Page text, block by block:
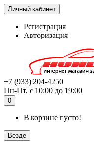
Личный кабинет
Регистрация
Авторизация
+7 (933) 204-4250
Пн-Пт, с 10:00 до 19:00
0
В корзине пусто!
Везде